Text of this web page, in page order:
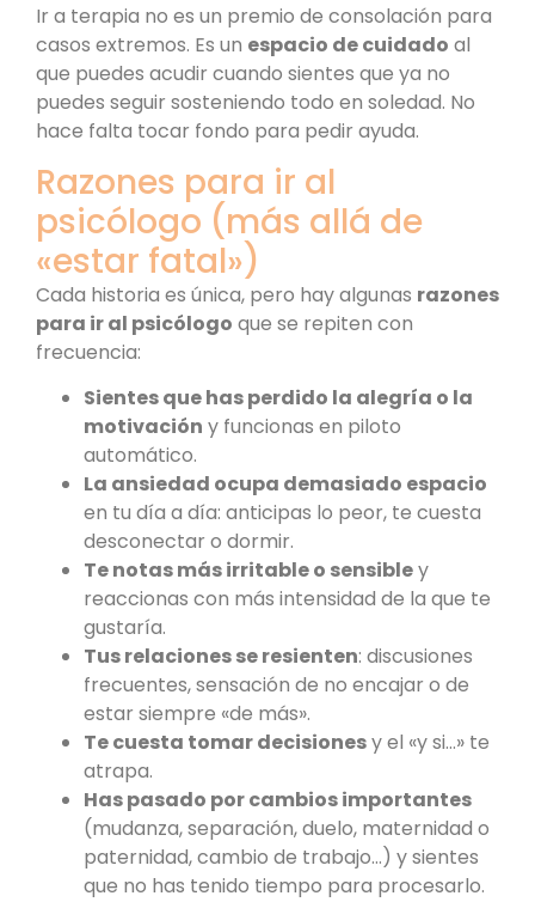
Ir a terapia no es un premio de consolación para
casos extremos. Es un espacio de cuidado al
que puedes acudir cuando sientes que ya no
puedes seguir sosteniendo todo en soledad. No
hace falta tocar fondo para pedir ayuda.
Razones para ir al
psicólogo (más allá de
«estar fatal»)
Cada historia es única, pero hay algunas razones
para ir al psicólogo que se repiten con
frecuencia:
Sientes que has perdido la alegría o la
motivación y funcionas en piloto
automático.
La ansiedad ocupa demasiado espacio
en tu día a día: anticipas lo peor, te cuesta
desconectar o dormir.
Te notas más irritable o sensibley
reaccionas con más intensidad de la que te
gustaría.
Tus relaciones se resienten: discusiones
frecuentes, sensación de no encajar o de
estar siempre «de más».
Te cuesta tomar decisionesy el «y si…» te
atrapa.
Has pasado por cambios importantes
(mudanza, separación, duelo, maternidad o
paternidad, cambio de trabajo…) y sientes
que no has tenido tiempo para procesarlo.